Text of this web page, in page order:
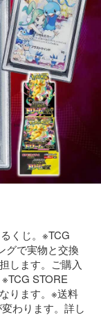
くじ。※TCG
グで実物と交換
します。ご購入
STORE
ります。 ※送料
わります。詳し